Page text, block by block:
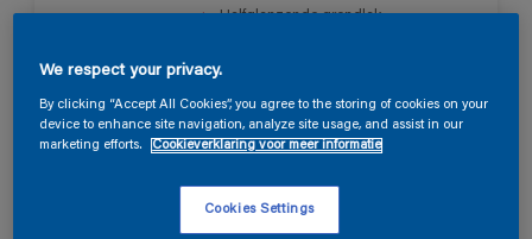
Halfglanzende grondlak
Zeer hoge dekkracht
Alleen verkrijgbaar in de winkel
We respect your privacy.
By clicking “Accept All Cookies”, you agree to the storing of cookies on your
device to enhance site navigation, analyze site usage, and assist in our
marketing efforts.
Cookieverklaring voor meer informatie
Cookies Settings